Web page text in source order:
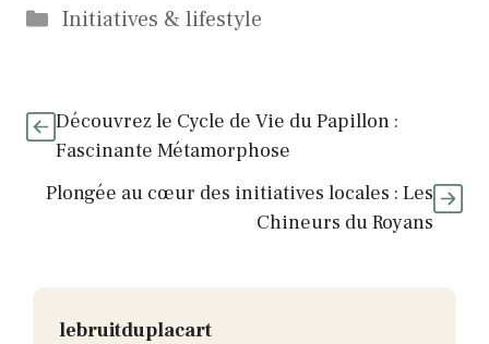
Catégories
Initiatives & lifestyle
Découvrez le Cycle de Vie du Papillon :
Fascinante Métamorphose
Plongée au cœur des initiatives locales : Les
Chineurs du Royans
lebruitduplacart